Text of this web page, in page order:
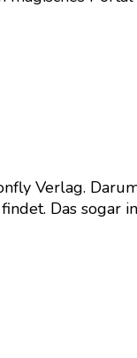
Verlag.
Das